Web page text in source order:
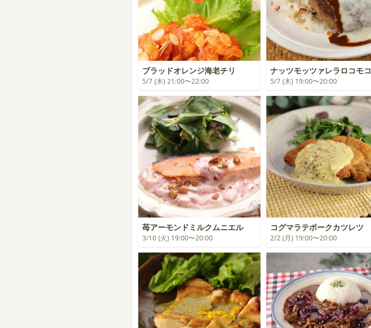
ブラッドオレンジ海老チリ
5/7 (木) 21:00〜22:00
ナッツモッツァレラロコモコ
5/7 (木) 19:00〜20:00
苺アーモンドミルクムニエル
3/10 (火) 19:00〜20:00
コグマラテポークカツレツ
2/2 (月) 19:00〜20:00